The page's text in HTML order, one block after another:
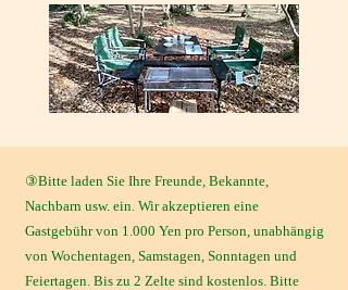
③Bitte laden Sie Ihre Freunde, Bekannte,
Nachbarn usw. ein. Wir akzeptieren eine
Gastgebühr von 1.000 Yen pro Person, unabhängig
von Wochentagen, Samstagen, Sonntagen und
Feiertagen. Bis zu 2 Zelte sind kostenlos. Bitte